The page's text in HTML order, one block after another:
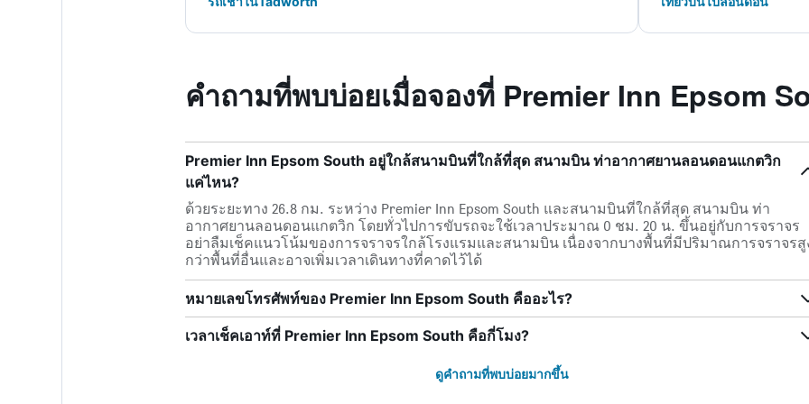
คำถามที่พบบ่อยเมื่อจองที่ Premier Inn Epsom
Premier Inn Epsom South อยู่ใกล้สนามบินที่ใกล้ที่สุด สนามบิน ท่าอากาศยานลอนดอนแกตวิก
แค่ไหน?
ด้วยระยะทาง 26.8 กม. ระหว่าง Premier Inn Epsom South และสนามบินที่ใกล้ที่สุด สนามบิน ท่า
อากาศยานลอนดอนแกตวิก โดยทั่วไปการขับรถจะใช้เวลาประมาณ 0 ชม. 20 น. ขึ้นอยู่กับการจราจร
อย่าลืมเช็คแนวโน้มของการจราจรใกล้โรงแรมและสนามบิน เนื่องจากบางพื้นที่มีปริมาณการจราจรสู
กว่าพื้นที่อื่นและอาจเพิ่มเวลาเดินทางที่คาดไว้ได้
หมายเลขโทรศัพท์ของ Premier Inn Epsom South คืออะไร?
เวลาเช็คเอาท์ที่ Premier Inn Epsom South คือกี่โมง?
ดูคำถามที่พบบ่อยมากขึ้น